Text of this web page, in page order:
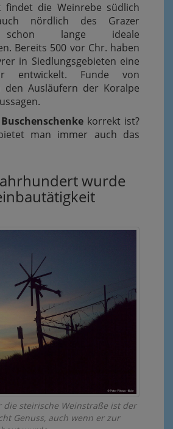
findet die Weinrebe südlich
nördlich des Grazer
schon lange ideale
Bereits 500 vor Chr. haben
in Siedlungsgebieten eine
entwickelt. Funde von
den Ausläufern der Koralpe
korrekt ist?
man immer auch das
wurde
die steirische Weinstraße ist der
Genuss, auch wenn er zur